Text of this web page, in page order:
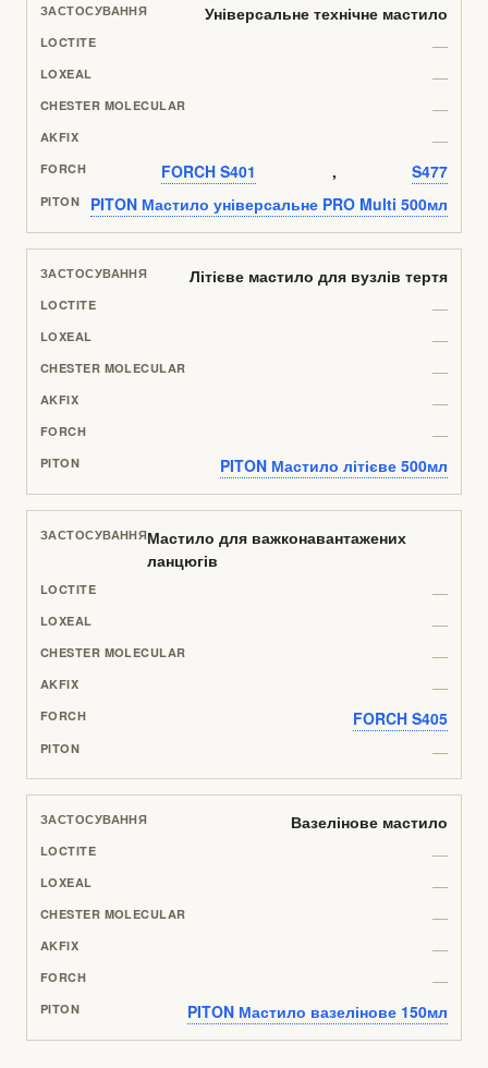
Універсальне технічне мастило
—
—
—
—
FORCH S401
,
S477
PITON Мастило універсальне PRO Multi 500мл
Літієве мастило для вузлів тертя
—
—
—
—
—
PITON Мастило літієве 500мл
Мастило для важконавантажених
ланцюгів
—
—
—
—
FORCH S405
—
Вазелінове мастило
—
—
—
—
—
PITON Мастило вазелінове 150мл